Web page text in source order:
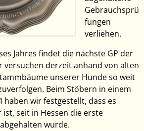
Gebrauchsprü
fungen
verliehen.
Jahres findet die nächste GP der
versuchen derzeit anhand von alten
unserer Hunde so weit
Beim Stöbern in einem
haben wir festgestellt, dass es
ist, seit in Hessen die erste
wurde.